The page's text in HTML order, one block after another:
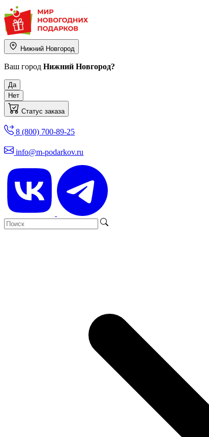
Нижний Новгород
Ваш город Нижний Новгород?
Да
Нет
Статус заказа
8 (800) 700-89-25
info@m-podarkov.ru